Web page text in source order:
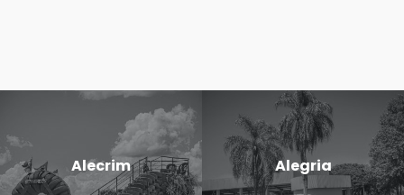
Alecrim Alegria